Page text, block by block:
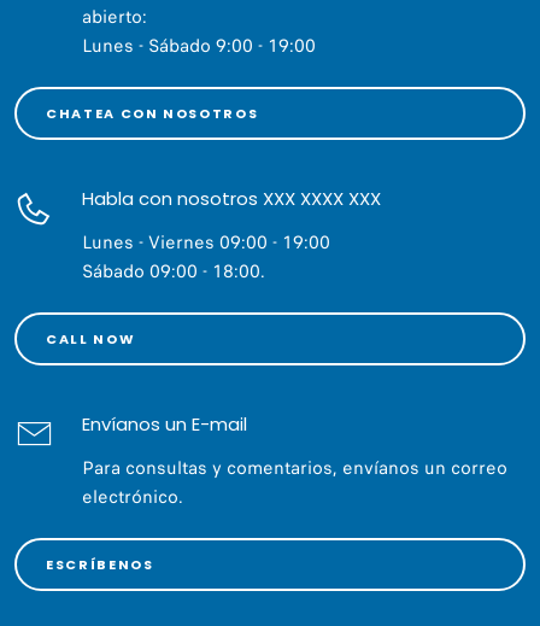
abierto:
Lunes - Sábado 9:00 - 19:00
CHATEA CON NOSOTROS
Habla con nosotros XXX XXXX XXX
Lunes - Viernes 09:00 - 19:00
Sábado 09:00 - 18:00.
CALL NOW
Envíanos un E-mail
Para consultas y comentarios, envíanos un correo
electrónico.
ESCRÍBENOS